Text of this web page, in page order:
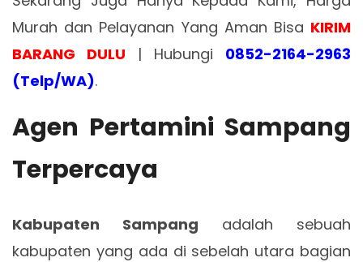
Murah dan Pelayanan Yang Aman Bisa KIRIM
BARANG DULU | Hubungi 0852-2164-2963
(Telp/WA).
Agen Pertamini Sampang
Terpercaya
Kabupaten Sampang adalah sebuah
kabupaten yang ada di sebelah utara bagian